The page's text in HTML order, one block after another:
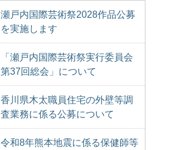
瀬戸内国際芸術祭2028作品公募
を実施します
「瀬戸内国際芸術祭実行委員会
第37回総会」について
香川県木太職員住宅の外壁等調
査業務に係る公募について
令和8年熊本地震に係る保健師等